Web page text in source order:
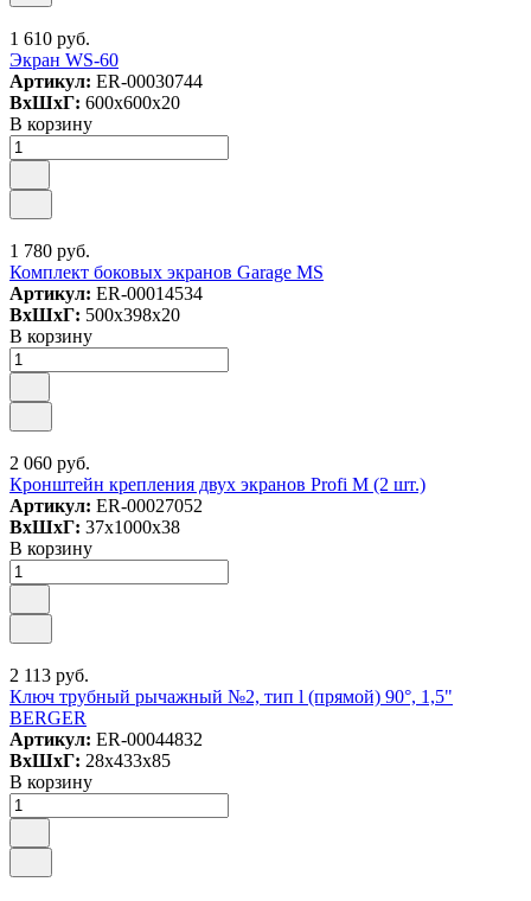
1 610 руб.
Экран WS-60
Артикул: ER-00030744
ВxШxГ: 600x600x20
В корзину
1 780 руб.
Комплект боковых экранов Garage MS
Артикул: ER-00014534
ВxШxГ: 500x398x20
В корзину
2 060 руб.
Кронштейн крепления двух экранов Profi M (2 шт.)
Артикул: ER-00027052
ВxШxГ: 37x1000x38
В корзину
2 113 руб.
Ключ трубный рычажный №2, тип l (прямой) 90°, 1,5"
BERGER
Артикул: ER-00044832
ВxШxГ: 28x433x85
В корзину